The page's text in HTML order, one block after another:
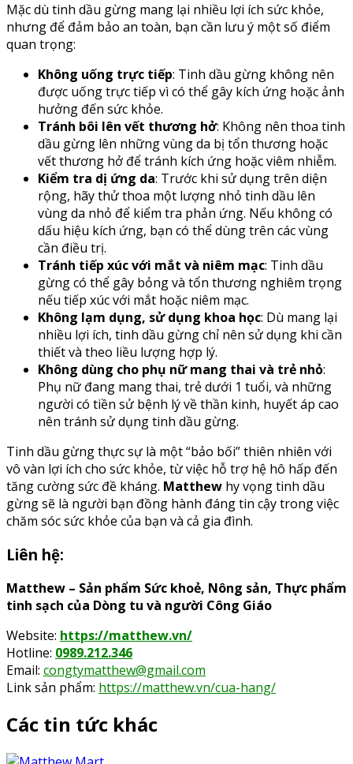
Mặc dù tinh dầu gừng mang lại nhiều lợi ích sức khỏe,
nhưng để đảm bảo an toàn, bạn cần lưu ý một số điểm
quan trọng:
Không uống trực tiếp: Tinh dầu gừng không nên
được uống trực tiếp vì có thể gây kích ứng hoặc ảnh
hưởng đến sức khỏe.
Tránh bôi lên vết thương hở: Không nên thoa tinh
dầu gừng lên những vùng da bị tổn thương hoặc
vết thương hở để tránh kích ứng hoặc viêm nhiễm.
Kiểm tra dị ứng da: Trước khi sử dụng trên diện
rộng, hãy thử thoa một lượng nhỏ tinh dầu lên
vùng da nhỏ để kiểm tra phản ứng. Nếu không có
dấu hiệu kích ứng, bạn có thể dùng trên các vùng
cần điều trị.
Tránh tiếp xúc với mắt và niêm mạc: Tinh dầu
gừng có thể gây bỏng và tổn thương nghiêm trọng
nếu tiếp xúc với mắt hoặc niêm mạc.
Không lạm dụng, sử dụng khoa học: Dù mang lại
nhiều lợi ích, tinh dầu gừng chỉ nên sử dụng khi cần
thiết và theo liều lượng hợp lý.
Không dùng cho phụ nữ mang thai và trẻ nhỏ:
Phụ nữ đang mang thai, trẻ dưới 1 tuổi, và những
người có tiền sử bệnh lý về thần kinh, huyết áp cao
nên tránh sử dụng tinh dầu gừng.
Tinh dầu gừng thực sự là một “bảo bối” thiên nhiên với
vô vàn lợi ích cho sức khỏe, từ việc hỗ trợ hệ hô hấp đến
tăng cường sức đề kháng. Matthew hy vọng tinh dầu
gừng sẽ là người bạn đồng hành đáng tin cậy trong việc
chăm sóc sức khỏe của bạn và cả gia đình.
Liên hệ:
Matthew – Sản phẩm Sức khoẻ, Nông sản, Thực phẩm
tinh sạch của Dòng tu và người Công Giáo
Website: https://matthew.vn/
Hotline: 0989.212.346
Email: congtymatthew@gmail.com
Link sản phẩm: https://matthew.vn/cua-hang/
Các tin tức khác